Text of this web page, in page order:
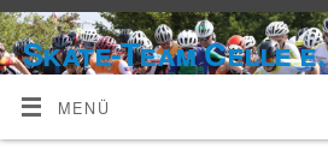
Skate-Team Celle e.
MENÜ